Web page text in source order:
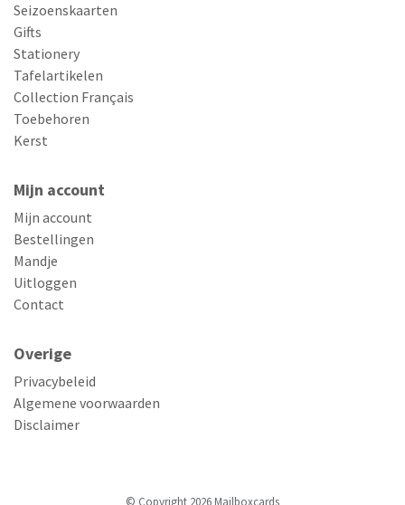
Seizoenskaarten
Gifts
Stationery
Tafelartikelen
Collection Français
Toebehoren
Kerst
Mijn account
Mijn account
Bestellingen
Mandje
Uitloggen
Contact
Overige
Privacybeleid
Algemene voorwaarden
Disclaimer
© Copyright 2026 Mailboxcards